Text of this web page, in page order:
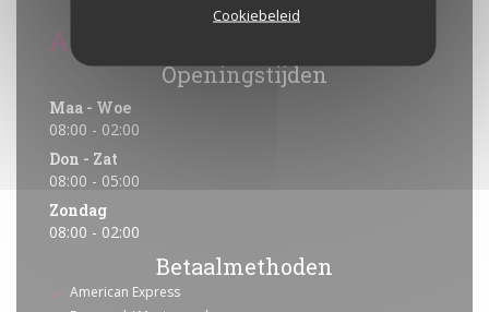
Cookiebeleid
Algemene informatie
Openingstijden
Maa - Woe
08:00 - 02:00
Don - Zat
08:00 - 05:00
Zondag
08:00 - 02:00
Betaalmethoden
American Express